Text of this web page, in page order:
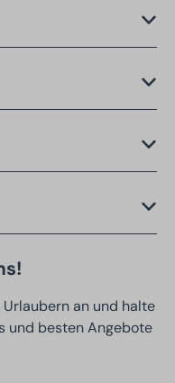
an und halte
und besten Angebote